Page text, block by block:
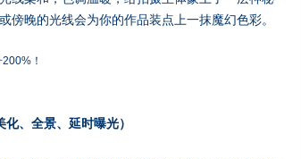
傍晚的光线会为你的作品装点上一抹魔幻色彩。
、全景、延时曝光）